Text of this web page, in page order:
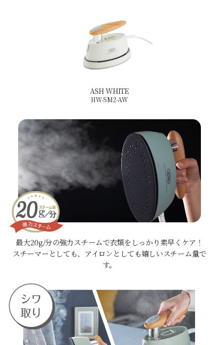
ASH WHITE
HW-SM2-AW
最大20g/分の強力スチームで衣類をしっかり素早くケア！
スチーマーとしても、アイロンとしても嬉しいスチーム量で
す。